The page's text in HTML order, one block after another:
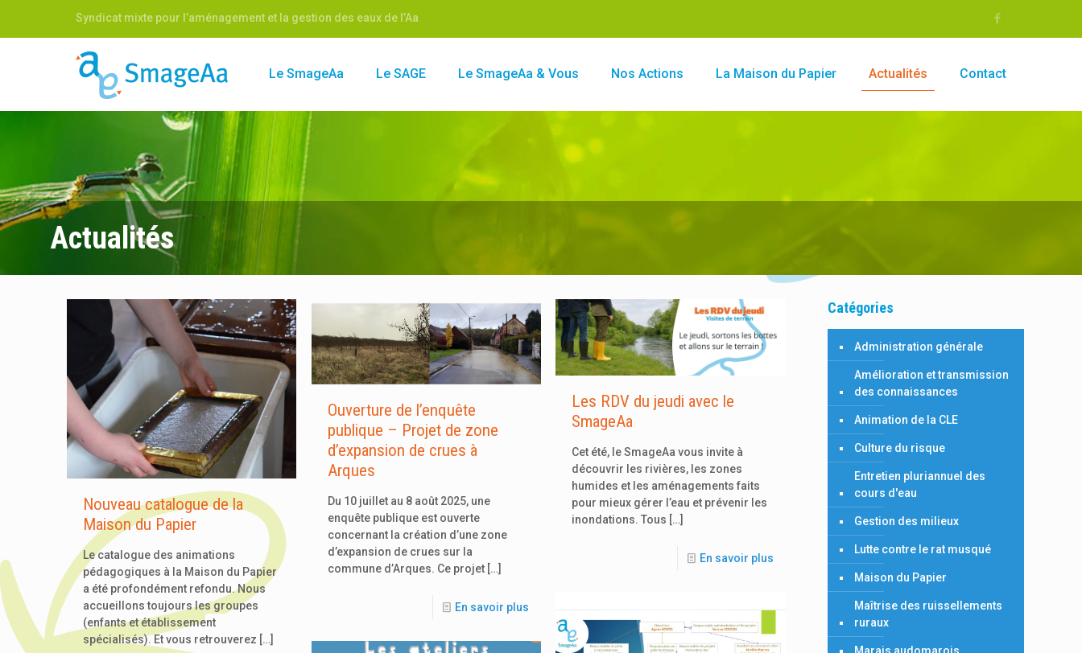
Syndicat mixte pour l’aménagement et la gestion des eaux de l’Aa
Le SmageAa Le SAGE Le SmageAa & Vous Nos Actions La Maison du Papier Actualités Contact
Actualités
Nouveau catalogue de la
Maison du Papier
Le catalogue des animations
pédagogiques à la Maison du Papier
a été profondément refondu. Nous
accueillons toujours les groupes
(enfants et établissement
spécialisés). Et vous retrouverez […]
Ouverture de l’enquête
publique – Projet de zone
d’expansion de crues à
Arques
Du 10 juillet au 8 août 2025, une
enquête publique est ouverte
concernant la création d’une zone
d’expansion de crues sur la
commune d’Arques. Ce projet[…]
En savoir plus
Les RDV du jeudi avec le
SmageAa
Cet été, le SmageAa vous invite à
découvrir les rivières, les zones
humides et les aménagements faits
pour mieux gérer l’eau et prévenir les
inondations. Tous […]
En savoir plus
Catégories
Administration générale
Amélioration et transmission
des connaissances
Animation de la CLE
Culture du risque
Entretien pluriannuel des
cours d'eau
Gestion des milieux
Lutte contre le rat musqué
Maison du Papier
Maîtrise des ruissellements
ruraux